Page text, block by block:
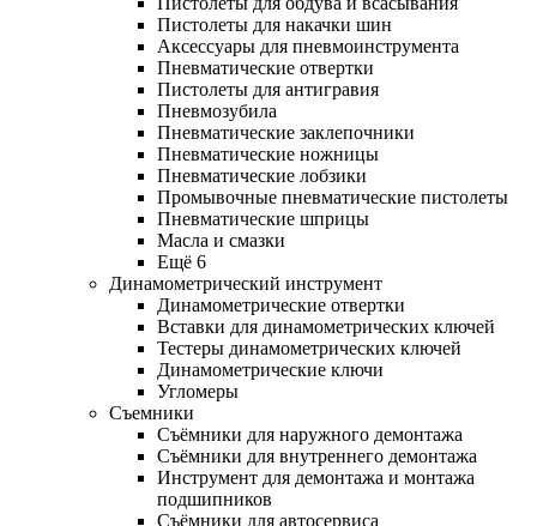
Пистолеты для накачки шин
Аксессуары для пневмоинструмента
Пневматические отвертки
Пистолеты для антигравия
Пневмозубила
Пневматические заклепочники
Пневматические ножницы
Пневматические лобзики
Промывочные пневматические пистолеты
Пневматические шприцы
Масла и смазки
Ещё 6
Динамометрический инструмент
Динамометрические отвертки
Вставки для динамометрических ключей
Тестеры динамометрических ключей
Динамометрические ключи
Угломеры
Съемники
Съёмники для наружного демонтажа
Съёмники для внутреннего демонтажа
Инструмент для демонтажа и монтажа
подшипников
Съёмники для автосервиса